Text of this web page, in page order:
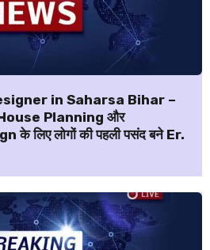
in Saharsa Bihar –
Planning और
लिए लोगों की पहली पसंद बने Er.